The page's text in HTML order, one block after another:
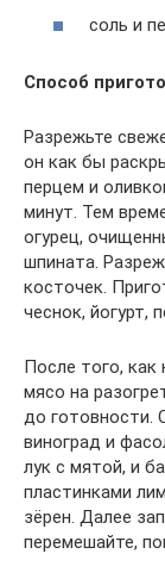
соль и
Способ
Разрежьте
он как бы
перцем и
минут. Тем
огурец,
шпината.
косточек.
чеснок, йогурт,
После того, как
мясо на
до готовности.
виноград и
лук с мятой, и
пластинками
зёрен. Далее
перемешайте,